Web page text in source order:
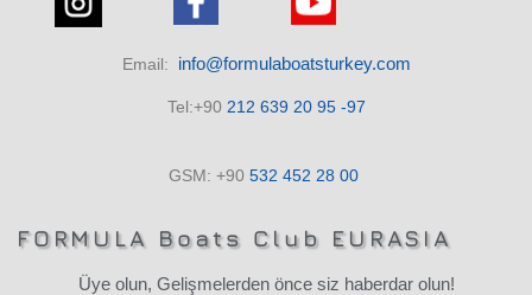
Email: info@formulaboatsturkey.com
Tel:+90 212 639 20 95 -97
GSM: +90 532 452 28 00
FORMULA Boats Club EURASIA
Üye olun, Gelişmelerden önce siz haberdar olun!